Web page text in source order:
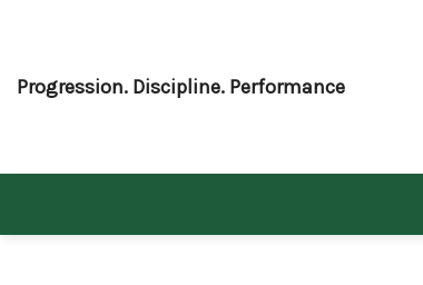
content
Progression. Discipline. Performance